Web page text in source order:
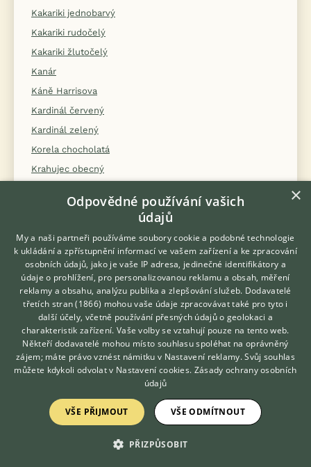
Kakariki jednobarvý
Kakariki rudočelý
Kakariki žlutočelý
Kanár
Káně Harrisova
Kardinál červený
Kardinál zelený
Korela chocholatá
Krahujec obecný
Kubánka malá
Kulíšek nejmenší
Latam vlaštovčí
Leskoptev tříbarvá
Leskoptev zlatoprsá
Lori fialovolící
Lori límcový
Lori mnohobarvý horský
Lori olivový
Hledáte zvířecího kamaráda?
Zdarma vám poradí
VETERINÁŘ ONLINE
KONZULTOVAT S
VETERINÁŘEM
×
Odpovědné používání vašich
údajů
My a naši partneři používáme soubory cookie a podobné technologie
k ukládání a zpřístupnění informací ve vašem zařízení a ke zpracování
osobních údajů, jako je vaše IP adresa, jedinečné identifikátory a
údaje o prohlížení, pro personalizovanou reklamu a obsah, měření
reklamy a obsahu, analýzu publika a zlepšování služeb. Dodavatelé
třetích stran (1866) mohou vaše údaje zpracovávat také pro tyto i
další účely, včetně používání přesných údajů o geolokaci a
charakteristik zařízení. Vaše volby se vztahují pouze na tento web.
Někteří dodavatelé mohou místo souhlasu spoléhat na oprávněný
zájem; máte právo vznést námitku v Nastavení reklamy. Svůj souhlas
můžete kdykoli odvolat v Nastavení cookies. Zásady ochrany osobních
údajů
VŠE PŘIJMOUT VŠE ODMÍTNOUT
PŘIZPŮSOBIT